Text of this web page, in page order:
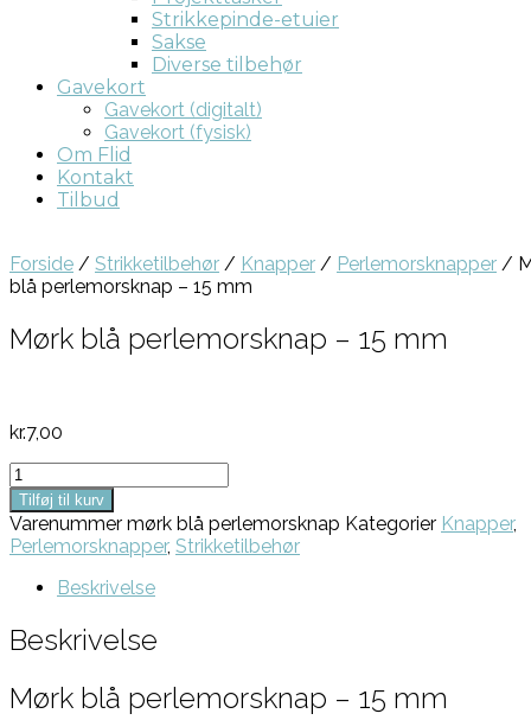
Strikkepinde-etuier
Sakse
Diverse tilbehør
Gavekort
Gavekort (digitalt)
Gavekort (fysisk)
Om Flid
Kontakt
Tilbud
Forside / Strikketilbehør / Knapper / Perlemorsknapper /
blå perlemorsknap – 15 mm
Mørk blå perlemorsknap – 15 mm
kr.7,00
Mørk
blå
perlemorsknap
-
15
mm
Tilføj til kurv
Varenummer mørk blå perlemorsknap Kategorier Knapper,
Perlemorsknapper, Strikketilbehør
Beskrivelse
Beskrivelse
Mørk blå perlemorsknap – 15 mm